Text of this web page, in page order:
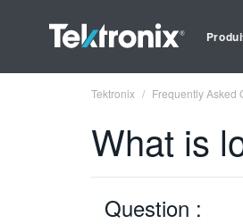
Tektronix Frequently Asked
What is
Question :